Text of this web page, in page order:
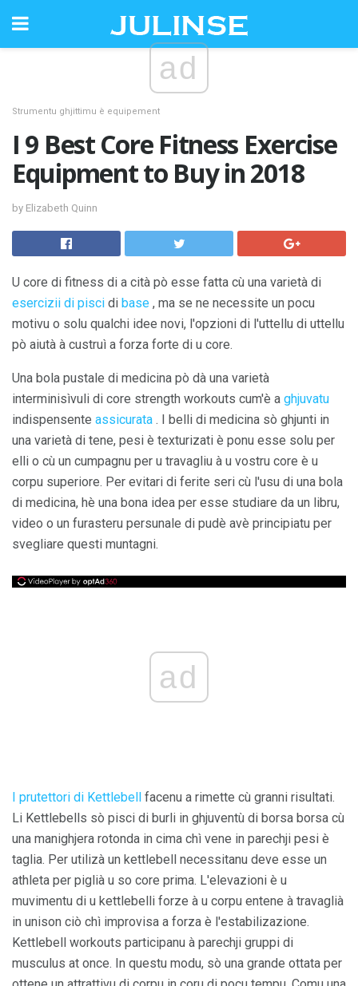
ad
Strumentu ghjittimu è equipement
I 9 Best Core Fitness Exercise
Equipment to Buy in 2018
by Elizabeth Quinn
U core di fitness di a cità pò esse fatta cù una varietà di
esercizii di pisci di base , ma se ne necessite un pocu
motivu o solu qualchi idee novi, l'opzioni di l'uttellu di uttellu
pò aiutà à custruì a forza forte di u core.
Una bola pustale di medicina pò dà una varietà
interminisìvuli di core strength workouts cum'è a ghjuvatu
indispensente assicurata . I belli di medicina sò ghjunti in
una varietà di tene, pesi è texturizati è ponu esse solu per
elli o cù un cumpagnu per u travagliu à u vostru core è u
corpu superiore. Per evitari di ferite seri cù l'usu di una bola
di medicina, hè una bona idea per esse studiare da un libru,
video o un furasteru persunale di pudè avè principiatu per
svegliare questi muntagni.
ad
I prutettori di Kettlebell facenu a rimette cù granni risultati.
Li Kettlebells sò pisci di burli in ghjuventù di borsa borsa cù
una manighjera rotonda in cima chì vene in parechji pesi è
taglia. Per utilizà un kettlebell necessitanu deve esse un
athleta per piglià u so core prima. L'elevazioni è u
muvimentu di u kettlebelli forze à u corpu entene à travaglià
in unison ciò chì improvisa a forza è l'estabilizazione.
Kettlebell workouts participanu à parechji gruppi di
musculus at once. In questu modu, sò una grande ottata per